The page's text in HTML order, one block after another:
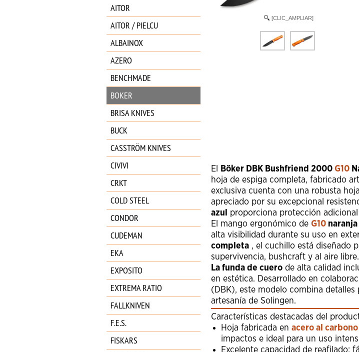
AITOR
AITOR / PIELCU
ALBAINOX
AZERO
BENCHMADE
BOKER
BRISA KNIVES
BUCK
CASSTRÖM KNIVES
CIVIVI
CRKT
COLD STEEL
CONDOR
CUDEMAN
EKA
EXPOSITO
EXTREMA RATIO
FALLKNIVEN
F.E.S.
FISKARS
[CLIC_AMPLIAR]
El Böker DBK Bushfriend 2000 G10
hoja de espiga completa, fabricado
exclusiva cuenta con una robusta hoja
apreciado por su excepcional
azul
proporciona protección
El mango ergonómico de G10 naranja
alta visibilidad durante su uso en
completa , el cuchillo está diseñado
supervivencia, bushcraft y al aire libre.
La funda de cuero de alta calidad
en estética. Desarrollado en
(DBK), este modelo combina
artesanía de Solingen.
Características destacadas del
Hoja fabricada en acero al carbono
impactos e ideal para un uso
Excelente capacidad de reafilado: